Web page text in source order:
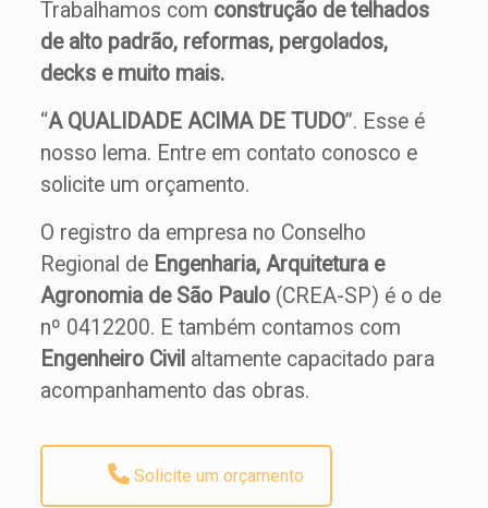
Trabalhamos com construção de telhados
de alto padrão, reformas, pergolados,
decks e muito mais.
“A QUALIDADE ACIMA DE TUDO”. Esse é
nosso lema. Entre em contato conosco e
solicite um orçamento.
O registro da empresa no Conselho
Regional de Engenharia, Arquitetura e
Agronomia de São Paulo(CREA-SP) é o de
nº 0412200. E também contamos com
Engenheiro Civil altamente capacitado para
acompanhamento das obras.
Solicite um orçamento